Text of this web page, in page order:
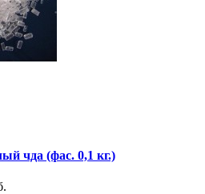
чда (фас. 0,1 кг.)